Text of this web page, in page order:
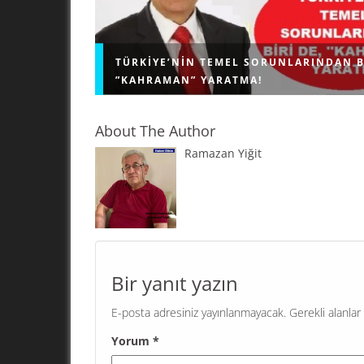
TÜRKIYE’NIN TEMEL SORUNLARINDAN
”KAHRAMAN” YARATMA!
"KAHRAMAN" YARATMA! Geri bıraktırılmış
problemi; kendi sorunlarını çözmek için
işleyişe sahip olan, bağımsız, herkese eşit
About The Author
Ramazan Yiğit
Bir yanıt yazın
E-posta adresiniz yayınlanmayacak. Gerekli alanlar
Yorum *